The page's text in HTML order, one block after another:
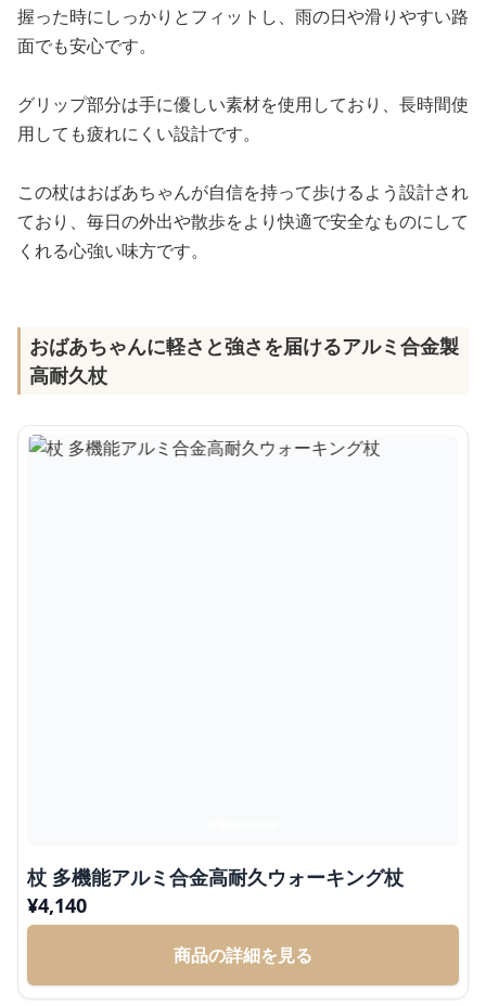
握った時にしっかりとフィットし、雨の日や滑りやすい路
面でも安心です。
グリップ部分は手に優しい素材を使用しており、長時間使
用しても疲れにくい設計です。
この杖はおばあちゃんが自信を持って歩けるよう設計され
ており、毎日の外出や散歩をより快適で安全なものにして
くれる心強い味方です。
おばあちゃんに軽さと強さを届けるアルミ合金製
高耐久杖
杖 多機能アルミ合金高耐久ウォーキング杖
¥4,140
商品の詳細を見る